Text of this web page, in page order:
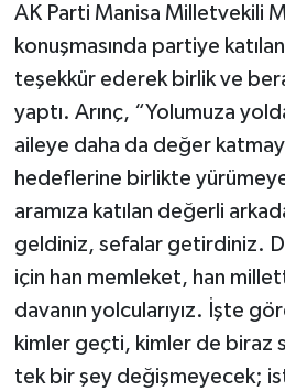
AK Parti Manisa Milletvekili
konuşmasında partiye
teşekkür ederek birlik ve
yaptı. Arınç, “Yolumuza
aileye daha da değer
hedeflerine birlikte
aramıza katılan değerli
geldiniz, sefalar getirdiniz.
için han memleket, han
davanın yolcularıyız. İşte
kimler geçti, kimler de biraz
tek bir şey değişmeyecek;